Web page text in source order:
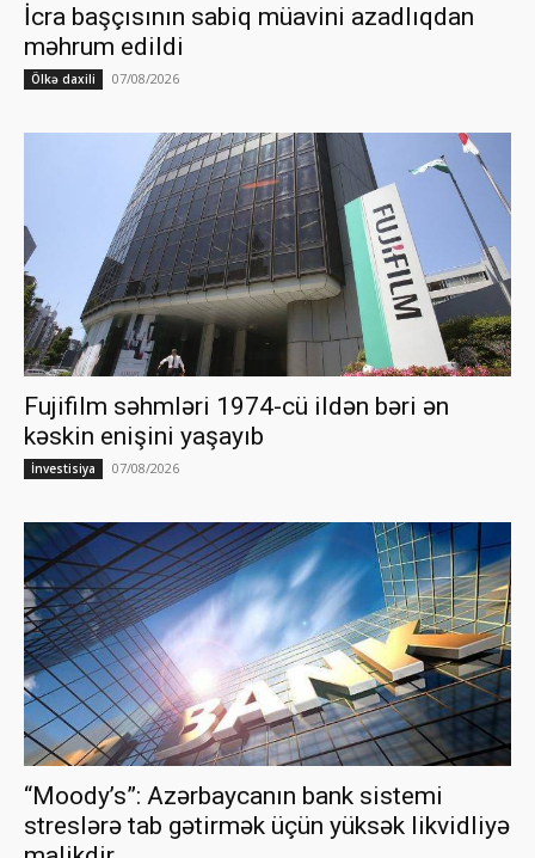
İcra başçısının sabiq müavini azadlıqdan
məhrum edildi
Ölkə daxili 07/08/2026
Fujifilm səhmləri 1974-cü ildən bəri ən
kəskin enişini yaşayıb
İnvestisiya 07/08/2026
“Moody’s”: Azərbaycanın bank sistemi
streslərə tab gətirmək üçün yüksək likvidliyə